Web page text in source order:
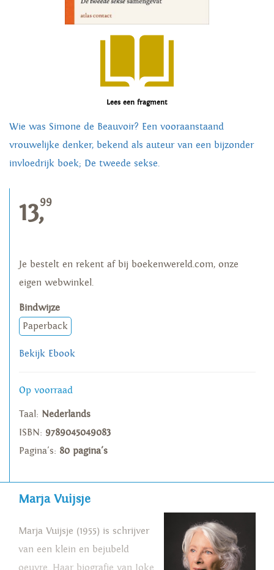
Lees een fragment
Wie was Simone de Beauvoir? Een vooraanstaand
vrouwelijke denker, bekend als auteur van een bijzonder
invloedrijk boek; De tweede sekse.
13,99
Je bestelt en rekent af bij boekenwereld.com, onze
eigen webwinkel.
Bindwijze
Paperback
Bekijk Ebook
Op voorraad
Taal: Nederlands
ISBN: 9789045049083
Pagina's: 80 pagina's
Marja Vuijsje
Marja Vuijsje (1955) is schrijver
van een klein en bejubeld